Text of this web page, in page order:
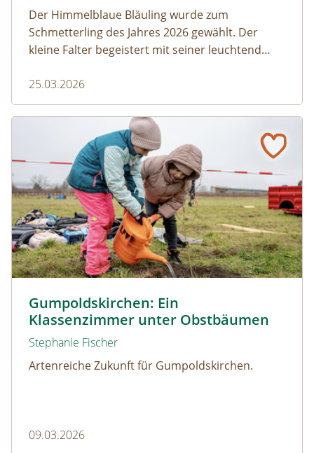
Der Himmelblaue Bläuling wurde zum
Schmetterling des Jahres 2026 gewählt. Der
kleine Falter begeistert mit seiner leuchtend
Zusammenspiel mit Ameisen.
25.03.2026
Gumpoldskirchen: Ein
Klassenzimmer unter Obstbäumen
Stephanie Fischer
Artenreiche Zukunft für Gumpoldskirchen.
09.03.2026
Gumpoldskirchen: Ein Klassenzimmer unter